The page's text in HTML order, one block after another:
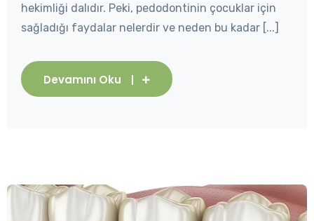
hekimliği dalıdır. Peki, pedodontinin çocuklar için
sağladığı faydalar nelerdir ve neden bu kadar [...]
Devamını Oku